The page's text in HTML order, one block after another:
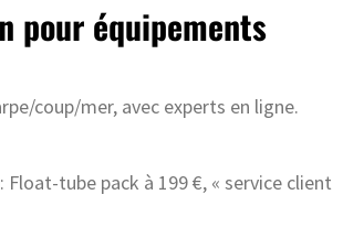
pour équipements
coup/mer, avec experts en ligne.
tube pack à 199 €, « service client